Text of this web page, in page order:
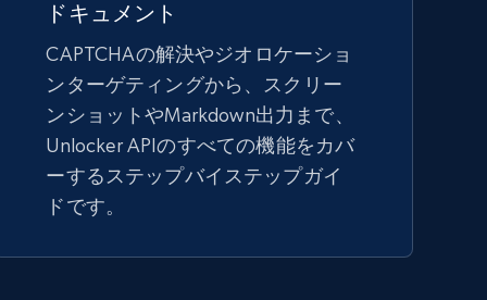
ドキュメント
CAPTCHAの解決やジオロケーショ
ンターゲティングから、スクリー
ンショットやMarkdown出力まで、
Unlocker APIのすべての機能をカバ
ーするステップバイステップガイ
ドです。